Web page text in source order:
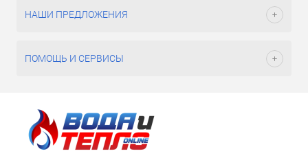
НАШИ ПРЕДЛОЖЕНИЯ
ПОМОЩЬ И СЕРВИСЫ